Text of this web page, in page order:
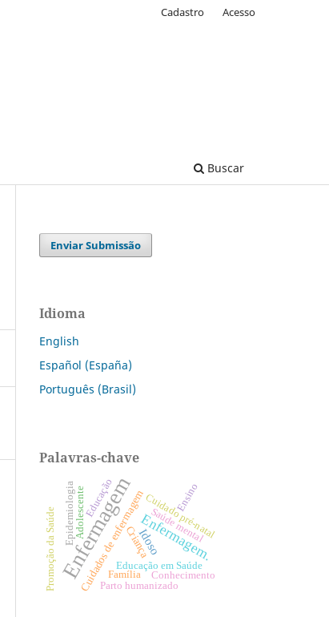
Buscar
Cadastro Acesso
Enviar Submissão
Idioma
English
Español (España)
Português (Brasil)
Palavras-chave
EnfermagemEnfermagem.
Idoso
Cuidados de enfermagem
Criança
Cuidado pré-natal
Educação em Saúde
Adolescente
Família
Ensino
Epidemiologia
Promoção da Saúde Parto humanizado
Saúde mental
Conhecimento
Educação